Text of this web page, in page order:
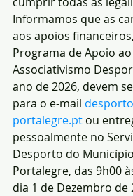
Informamos que as
aos apoios
Programa de Apoio ao
Associativismo
ano de 2026, devem
para o e-mail
portalegre.pt ou
pessoalmente no
Desporto do
Portalegre, das 9h00
dia 1 de Dezembro de